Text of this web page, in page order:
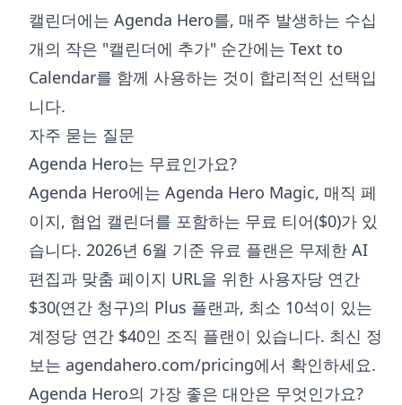
캘린더에는 Agenda Hero를, 매주 발생하는 수십
개의 작은 "캘린더에 추가" 순간에는 Text to
Calendar를 함께 사용하는 것이 합리적인 선택입
니다.
자주 묻는 질문
Agenda Hero는 무료인가요?
Agenda Hero에는 Agenda Hero Magic, 매직 페
이지, 협업 캘린더를 포함하는 무료 티어($0)가 있
습니다. 2026년 6월 기준 유료 플랜은 무제한 AI
편집과 맞춤 페이지 URL을 위한 사용자당 연간
$30(연간 청구)의 Plus 플랜과, 최소 10석이 있는
계정당 연간 $40인 조직 플랜이 있습니다. 최신 정
보는 agendahero.com/pricing에서 확인하세요.
Agenda Hero의 가장 좋은 대안은 무엇인가요?